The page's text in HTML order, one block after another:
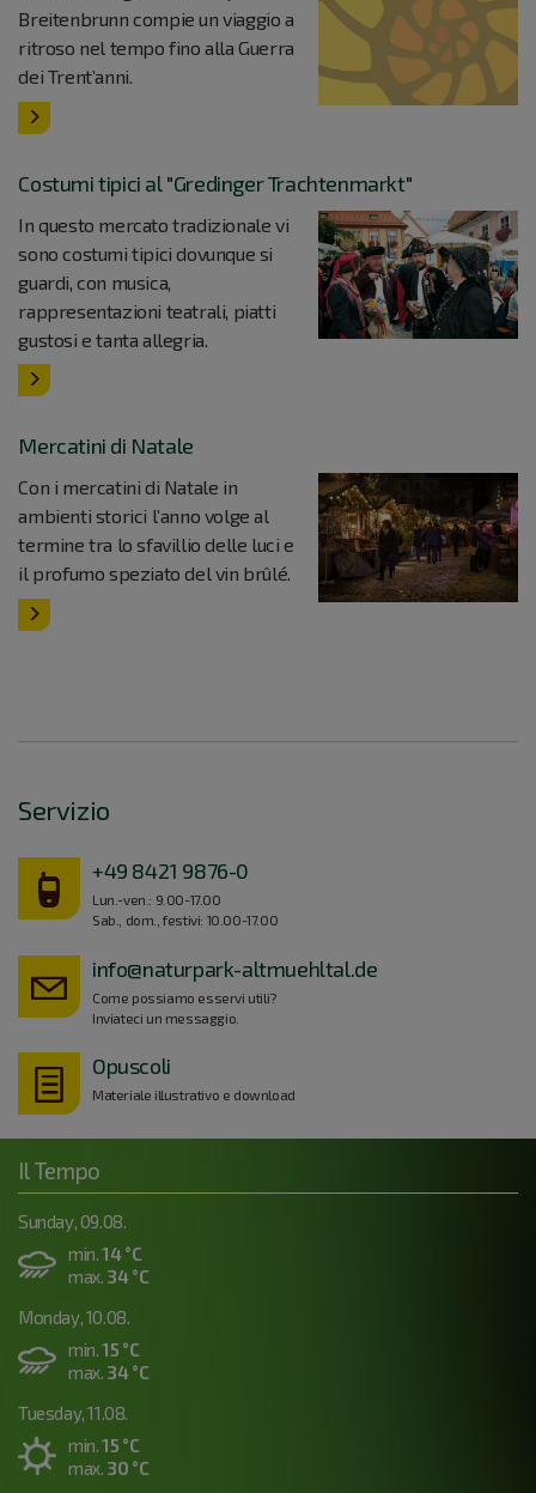
Breitenbrunn compie un viaggio a
ritroso nel tempo fino alla Guerra
dei Trent’anni.
Costumi tipici al "Gredinger Trachtenmarkt"
In questo mercato tradizionale vi
sono costumi tipici dovunque si
guardi, con musica,
rappresentazioni teatrali, piatti
gustosi e tanta allegria.
Mercatini di Natale
Con i mercatini di Natale in
ambienti storici l’anno volge al
termine tra lo sfavillio delle luci e
il profumo speziato del vin brûlé.
Servizio
+49 8421 9876-0
Lun.-ven.: 9.00-17.00
Sab., dom., festivi: 10.00-17.00
info@naturpark-altmuehltal.de
Come possiamo esservi utili?
Inviateci un messaggio.
Opuscoli
Materiale illustrativo e download
Il Tempo
Sunday, 09.08.
min.14 °C
max. 34 °C
Monday, 10.08.
min.15 °C
max. 34 °C
Tuesday, 11.08.
min.15 °C
max. 30 °C